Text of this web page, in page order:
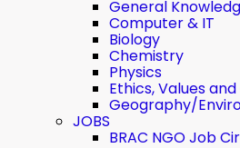
General
Computer & IT
Biology
Chemistry
Physics
Ethics, Values
Geography/
JOBS
BRAC NGO Job